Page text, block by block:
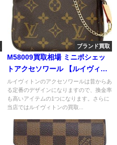
ブランド買取
M58009買取相場 ミニポシェッ
トアクセソワール 【ルイヴィト
ンバッグ 買取価格】
ルイヴィトンのアクセソワールは昔からあ
る定番のデザインになりますので、換金率
も高いアイテムの1つになります。さらに
当店ではルイヴィトンの買取...